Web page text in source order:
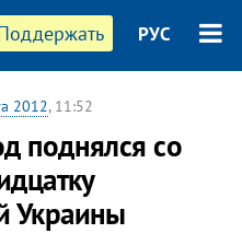
РУС
2012, 11:52
поднялся со
Украины